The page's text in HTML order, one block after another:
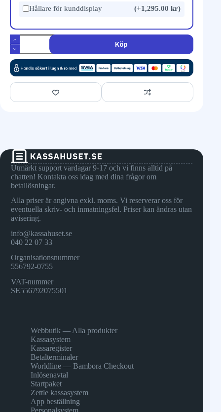
Hållare för kunddisplay
(+1,295.00 kr)
Köp
Utmärkt support vardagar 9-17 och vi finns alltid på
chatten! Kontakta oss idag med dina frågor om
betallösningar.
Alla priser är angivna exkl. moms. Vi reserverar oss för
eventuella skriv- och inmatningsfel. Priser kan ändras utan
avisering.
info@kassahuset.se
040 22 07 33
Organisationsnummer
556792-0755
VAT-nummer
SE556792075501
Webbutik — Alla produkter
Kassasystem
Kassaregister
Betalterminaler
Worldline — Bambora Checkout
Inlösenavtal
Startpaket
Zettle kassasystem
App beställning
Personalsystem